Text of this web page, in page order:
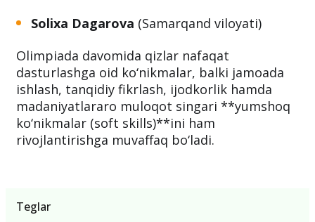
Solixa Dagarova (Samarqand viloyati)
Olimpiada davomida qizlar nafaqat
dasturlashga oid ko‘nikmalar, balki jamoada
ishlash, tanqidiy fikrlash, ijodkorlik hamda
madaniyatlararo muloqot singari **yumshoq
ko‘nikmalar (soft skills)**ini ham
rivojlantirishga muvaffaq bo‘ladi.
Teglar